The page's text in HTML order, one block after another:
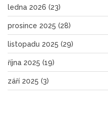
ledna 2026 (23)
prosince 2025 (28)
listopadu 2025 (29)
října 2025 (19)
září 2025 (3)